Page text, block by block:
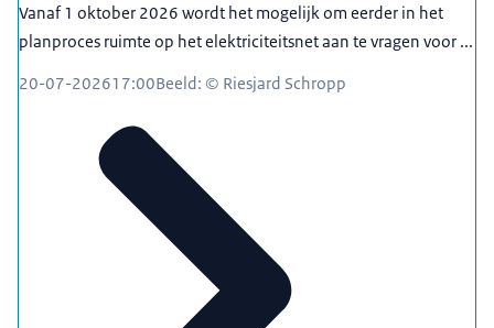
Vanaf 1 oktober 2026 wordt het mogelijk om eerder in het
planproces ruimte op het elektriciteitsnet aan te vragen voor ...
20-07-202617:00Beeld: © Riesjard Schropp